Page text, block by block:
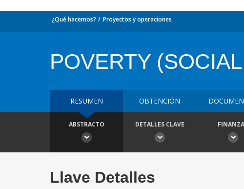
¿Qué hacemos? Proyectos y operaciones
POVERTY
RESUMEN OBTENCIÓN
ABSTRACTO DETALLES CLAVE
Llave Detalles